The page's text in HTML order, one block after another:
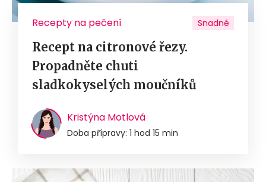
Recepty na pečení Snadné
Recept na citronové řezy.
Propadněte chuti
sladkokyselých moučníků
Kristýna Motlová
Doba přípravy: 1 hod 15 min